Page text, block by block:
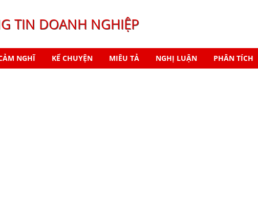
TIN DOANH NGHIỆP
NGHĨ KỂ CHUYỆN MIÊU TẢ NGHỊ LUẬN PHÂN TÍCH